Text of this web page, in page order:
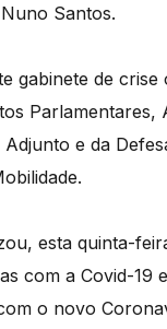
Santos.
gabinete de crise
Parlamentares,
e da
esta quinta-
com a Covid-19
o novo